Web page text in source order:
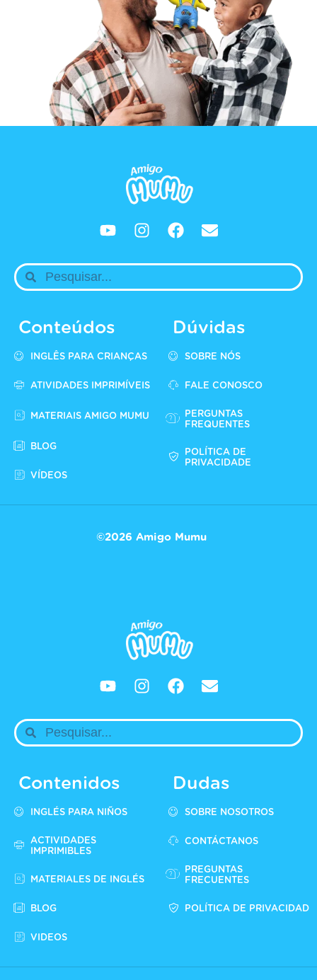
Conteúdos
INGLÊS PARA CRIANÇAS
ATIVIDADES IMPRIMÍVEIS
MATERIAIS AMIGO MUMU
BLOG
VÍDEOS
Dúvidas
SOBRE NÓS
FALE CONOSCO
PERGUNTAS
FREQUENTES
POLÍTICA DE
PRIVACIDADE
©2026 Amigo Mumu
Contenidos
INGLÉS PARA NIÑOS
ACTIVIDADES
IMPRIMIBLES
MATERIALES DE INGLÉS
BLOG
VIDEOS
Dudas
SOBRE NOSOTROS
CONTÁCTANOS
PREGUNTAS
FRECUENTES
POLÍTICA DE PRIVACIDAD